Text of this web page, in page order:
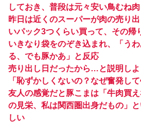
しておき、普段は元々安い鳥むね
昨日は近くのスーパーが肉の売り
いパック3つくらい買って、その帰
いきなり袋をのぞき込まれ、「う
る、でも豚かあ」と反応
売り出し日だったから…と説明し
「恥ずかしくないの？なぜ奮発し
友人の感覚だと豚こまは「牛肉買
の見栄、私は関西圏出身だもの」
しい